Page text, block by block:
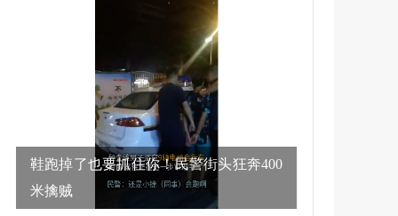
鞋跑掉了也要抓住你！民警街头狂奔400
米擒贼